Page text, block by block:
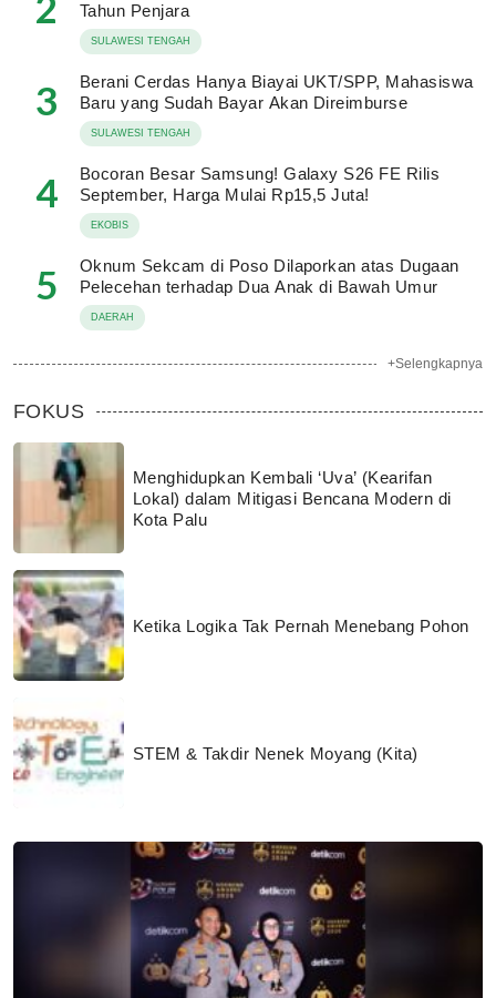
Tahun Penjara
SULAWESI TENGAH
3
Berani Cerdas Hanya Biayai UKT/SPP, Mahasiswa
Baru yang Sudah Bayar Akan Direimburse
SULAWESI TENGAH
4
Bocoran Besar Samsung! Galaxy S26 FE Rilis
September, Harga Mulai Rp15,5 Juta!
EKOBIS
5
Oknum Sekcam di Poso Dilaporkan atas Dugaan
Pelecehan terhadap Dua Anak di Bawah Umur
DAERAH
+Selengkapnya
FOKUS
Menghidupkan Kembali ‘Uva’ (Kearifan
Lokal) dalam Mitigasi Bencana Modern di
Kota Palu
Ketika Logika Tak Pernah Menebang Pohon
STEM & Takdir Nenek Moyang (Kita)